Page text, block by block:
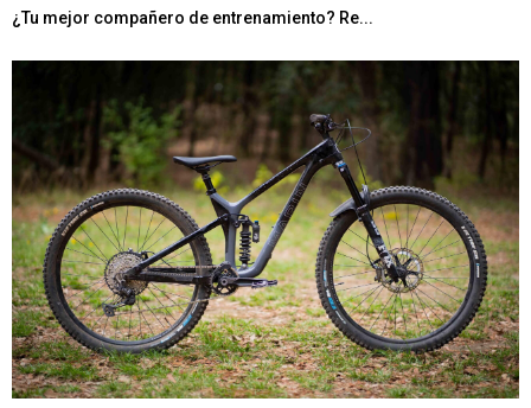
¿Tu mejor compañero de entrenamiento? Re...